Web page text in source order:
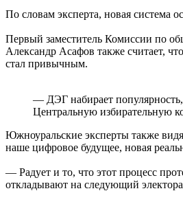
По словам эксперта, новая система
Первый заместитель Комиссии по
Александр Асафов также считает,
стал привычным.
— ДЭГ набирает
Центральную избирательную
Южноуральские эксперты также
наше цифровое будущее, новая
— Радует и то, что этот процесс
откладывают на следующий